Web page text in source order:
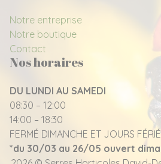
Notre entreprise
Notre boutique
Contact
Nos horaires
DU LUNDI AU SAMEDI
08:30 – 12:00
14:00 – 18:30
FERMÉ DIMANCHE ET JOURS
*du 30/03 au 26/05 ouvert